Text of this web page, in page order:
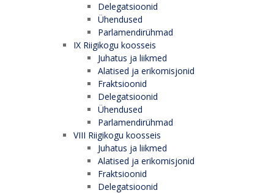
Delegatsioonid
Ühendused
Parlamendirühmad
IX Riigikogu koosseis
Juhatus ja liikmed
Alatised ja erikomisjonid
Fraktsioonid
Delegatsioonid
Ühendused
Parlamendirühmad
VIII Riigikogu koosseis
Juhatus ja liikmed
Alatised ja erikomisjonid
Fraktsioonid
Delegatsioonid